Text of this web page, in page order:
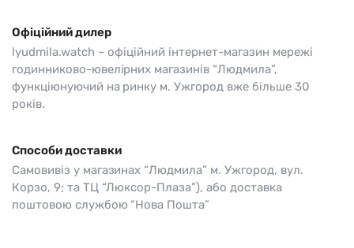
Офіційний дилер
lyudmila.watch – офіційний інтернет-магазин мережі
годинниково-ювелірних магазинів “Людмила”,
функціюнуючий на ринку м. Ужгород вже більше 30
років.
Способи доставки
Самовивіз у магазинах “Людмила” м. Ужгород, вул.
Корзо, 9; та ТЦ “Люксор-Плаза”), або доставка
поштовою службою “Нова Пошта”